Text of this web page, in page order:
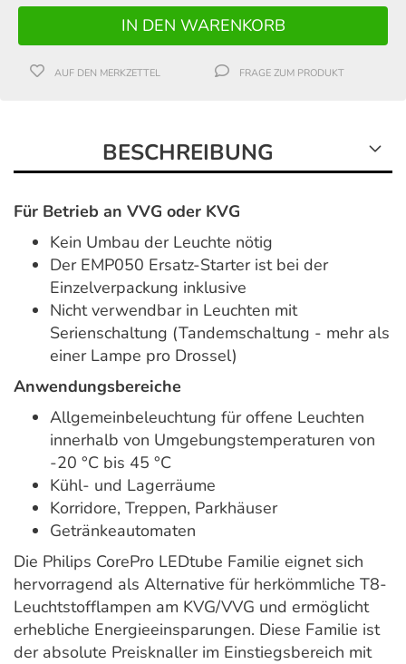
AUF DEN MERKZETTEL FRAGE ZUM PRODUKT
BESCHREIBUNG
Für Betrieb an VVG oder KVG
Kein Umbau der Leuchte nötig
Der EMP050 Ersatz-Starter ist bei der
Einzelverpackung inklusive
Nicht verwendbar in Leuchten mit
Serienschaltung (Tandemschaltung - mehr als
einer Lampe pro Drossel)
Anwendungsbereiche
Allgemeinbeleuchtung für offene Leuchten
innerhalb von Umgebungstemperaturen von
-20 °C bis 45 °C
Kühl- und Lagerräume
Korridore, Treppen, Parkhäuser
Getränkeautomaten
Die Philips CorePro LEDtube Familie eignet sich
hervorragend als Alternative für herkömmliche T8-
Leuchtstofflampen am KVG/VVG und ermöglicht
erhebliche Energieeinsparungen. Diese Familie ist
der absolute Preisknaller im Einstiegsbereich mit